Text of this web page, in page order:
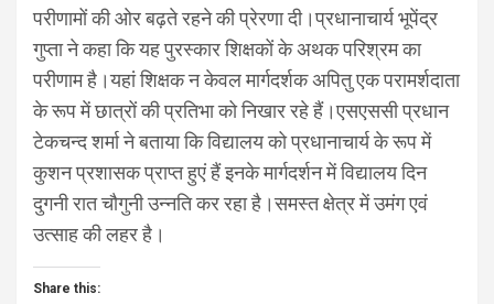
परीणामों की ओर बढ़ते रहने की प्रेरणा दी।प्रधानाचार्य भूपेंद्र
गुप्ता ने कहा कि यह पुरस्कार शिक्षकों के अथक परिश्रम का
परीणाम है।यहां शिक्षक न केवल मार्गदर्शक अपितु एक परामर्शदाता
के रूप में छात्रों की प्रतिभा को निखार रहे हैं।एसएससी प्रधान
टेकचन्द शर्मा ने बताया कि विद्यालय को प्रधानाचार्य के रूप में
कुशन प्रशासक प्राप्त हुएं हैं इनके मार्गदर्शन में विद्यालय दिन
दुगनी रात चौगुनी उन्नति कर रहा है।समस्त क्षेत्र में उमंग एवं
उत्साह की लहर है।
Share this: